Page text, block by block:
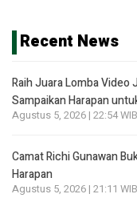
Recent News
Raih Juara Lomba Video
Sampaikan Harapan
Agustus 5, 2026 | 22:54 WIB
Camat Richi Gunawan
Harapan
Agustus 5, 2026 | 21:11 WIB